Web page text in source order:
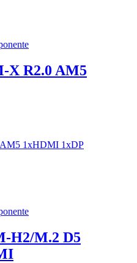
X R2.0 AM5
1xHDMI 1xDP
H2/M.2 D5